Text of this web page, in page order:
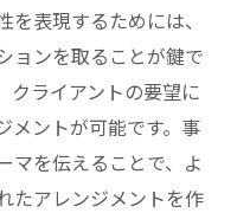
温かみのあるアレン
する花のある生活
メントサービスを
表現するためには、
ョンを取ることが鍵で
クライアントの要望に
メントが可能です。事
マを伝えることで、よ
たアレンジメントを作